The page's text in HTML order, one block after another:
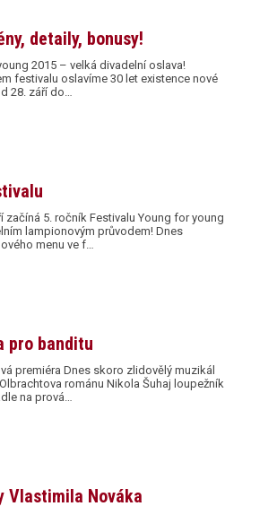
detaily, bonusy!
2015 – velká divadelní oslava!
festivalu oslavíme 30 let existence nové
28. září do…
začíná 5. ročník Festivalu Young for young
lampionovým průvodem! Dnes
menu ve f…
pro banditu
premiéra Dnes skoro zlidovělý muzikál
románu Nikola Šuhaj loupežník
na prová…
Vlastimila Nováka